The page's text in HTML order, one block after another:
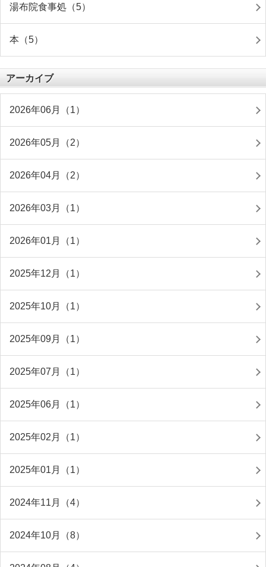
湯布院食事処（5）
本（5）
アーカイブ
2026年06月（1）
2026年05月（2）
2026年04月（2）
2026年03月（1）
2026年01月（1）
2025年12月（1）
2025年10月（1）
2025年09月（1）
2025年07月（1）
2025年06月（1）
2025年02月（1）
2025年01月（1）
2024年11月（4）
2024年10月（8）